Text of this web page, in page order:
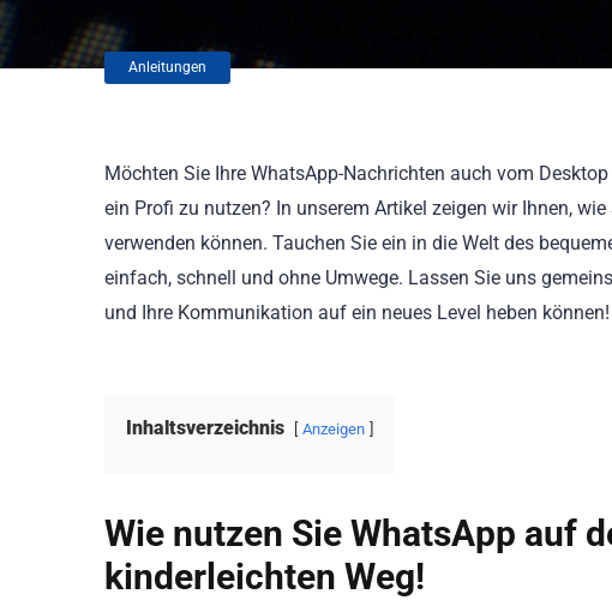
Anleitungen
Möchten Sie Ihre WhatsApp-Nachrichten auch vom
ein Profi zu nutzen? In unserem Artikel zeigen wir Ihnen,
verwenden können. Tauchen Sie ein in die Welt des
einfach, schnell und ohne Umwege. Lassen Sie uns
und Ihre Kommunikation auf ein neues Level heben können!
Inhaltsverzeichnis Anzeigen
Wie nutzen Sie WhatsApp auf
kinderleichten Weg!